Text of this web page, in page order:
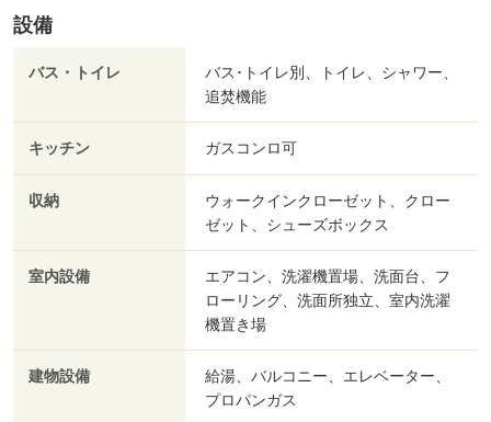
設備
バス・トイレ
バス･トイレ別、トイレ、シャワー、
追焚機能
キッチン ガスコンロ可
収納
ウォークインクローゼット、クロー
ゼット、シューズボックス
室内設備
エアコン、洗濯機置場、洗面台、フ
ローリング、洗面所独立、室内洗濯
機置き場
建物設備
給湯、バルコニー、エレベーター、
プロパンガス